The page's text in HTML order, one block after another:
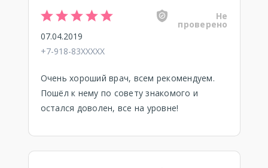
Не
проверено
07.04.2019
+7-918-83XXXXX
Очень хороший врач, всем рекомендуем.
Пошёл к нему по совету знакомого и
остался доволен, все на уровне!